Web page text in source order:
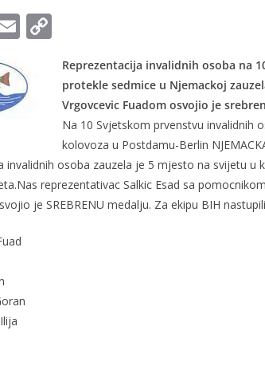
E
ai
l
p
y
Li
n
k
Reprezentacija invalidnih osoba na
protekle sedmice u Njemackoj
Vrgovcevic Fuadom osvojio je
Na 10 Svjetskom prvenstvu invalidnih
kolovoza u Postdamu-Berlin
invalidnih osoba zauzela je 5 mjesto na svijetu u
reprezentativac Salkic Esad sa
je SREBRENU medalju. Za ekipu BIH